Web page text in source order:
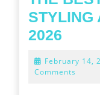
STYLING
2026
February 14,
Comments